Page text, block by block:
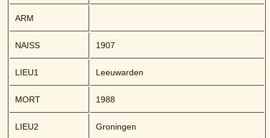
ARM
NAISS 1907
LIEU1 Leeuwarden
MORT 1988
LIEU2 Groningen